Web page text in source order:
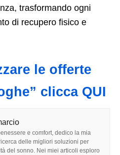
trasformando ogni
di recupero fisico e
le offerte
clicca QUI
e comfort, dedico la mia
delle migliori soluzioni per
del sonno. Nei miei articoli esploro